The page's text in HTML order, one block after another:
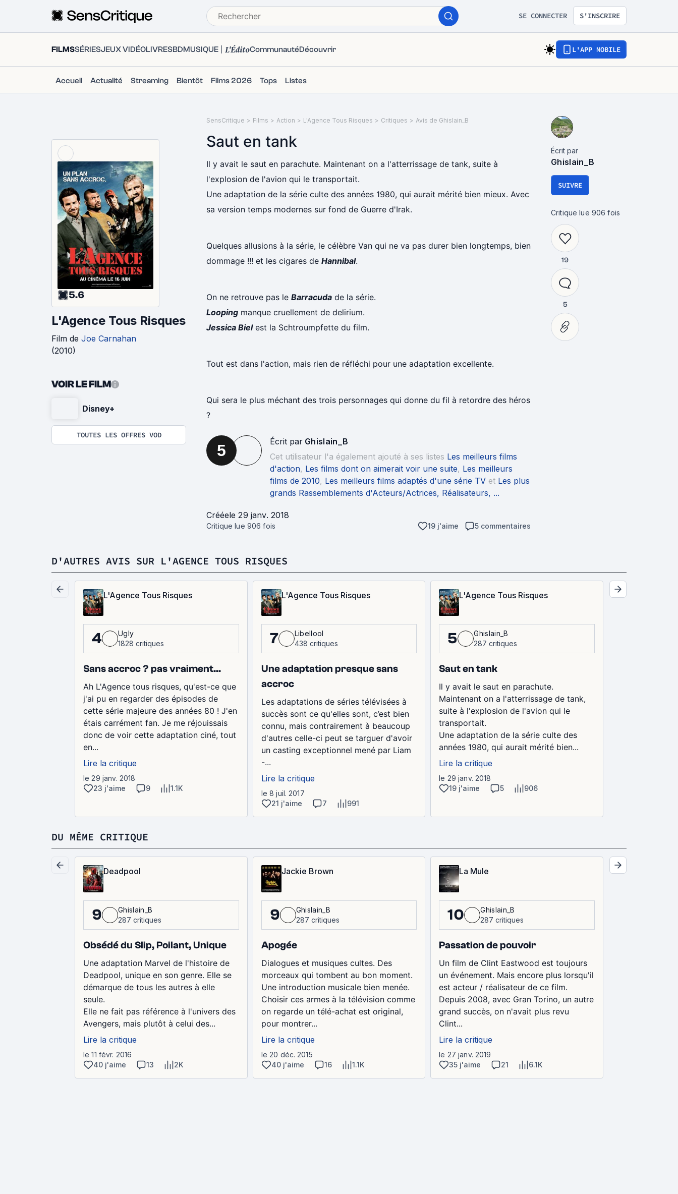
SE CONNECTER S'INSCRIRE
FILMSSÉRIESJEUX VIDÉOLIVRESBDMUSIQUE L'ÉditoCommunautéDécouvrir L'APP MOBILE
Accueil Actualité Streaming Bientôt Films 2026 Tops Listes
5.6
L'Agence Tous Risques
Film de Joe Carnahan
(2010)
VOIR LE FILM
Disney+
TOUTES LES OFFRES VOD
SensCritique > Films > Action > L'Agence Tous Risques > Critiques > Avis de Ghislain_B
Saut en tank
Il y avait le saut en parachute. Maintenant on a l'atterrissage de tank, suite à
l'explosion de l'avion qui le transportait.
Une adaptation de la série culte des années 1980, qui aurait mérité bien mieux. Avec
sa version temps modernes sur fond de Guerre d'Irak.
Quelques allusions à la série, le célèbre Van qui ne va pas durer bien longtemps, bien
dommage !!! et les cigares de Hannibal.
On ne retrouve pas le Barracuda de la série.
Looping manque cruellement de delirium.
Jessica Bielest la Schtroumpfette du film.
Tout est dans l'action, mais rien de réfléchi pour une adaptation excellente.
Qui sera le plus méchant des trois personnages qui donne du fil à retordre des héros
?
5 Écrit par Ghislain_B
Cet utilisateur l'a également ajouté à ses listes Les meilleurs films
d'action, Les films dont on aimerait voir une suite, Les meilleurs
films de 2010, Les meilleurs films adaptés d'une série TV et Les plus
grands Rassemblements d'Acteurs/Actrices, Réalisateurs, ...
Crééele 29 janv. 2018
Critique lue 906 fois 19 j'aime 5 commentaires
Écrit par
Ghislain_B
SUIVRE
Critique lue 906 fois
19
5
D'AUTRES AVIS SUR L'AGENCE TOUS RISQUES
L'Agence Tous Risques
4
Ugly
1828 critiques
Sans accroc ? pas vraiment...
Ah L'Agence tous risques, qu'est-ce que
j'ai pu en regarder des épisodes de
cette série majeure des années 80 ! J'en
étais carrément fan. Je me réjouissais
donc de voir cette adaptation ciné, tout
en...
Lire la critique
le 29 janv. 2018
23 j'aime
9 1.1K
L'Agence Tous Risques
7
Libellool
438 critiques
Une adaptation presque sans
accroc
Les adaptations de séries télévisées à
succès sont ce qu'elles sont, c’est bien
connu, mais contrairement à beaucoup
d'autres celle-ci peut se targuer d'avoir
un casting exceptionnel mené par Liam
-...
Lire la critique
le 8 juil. 2017
21 j'aime
7 991
L'Agence Tous Risques
5
Ghislain_B
287 critiques
Saut en tank
Il y avait le saut en parachute.
Maintenant on a l'atterrissage de tank,
suite à l'explosion de l'avion qui le
transportait.
Une adaptation de la série culte des
années 1980, qui aurait mérité bien...
Lire la critique
le 29 janv. 2018
19 j'aime
5 906
DU MÊME CRITIQUE
Deadpool
9
Ghislain_B
287 critiques
Obsédé du Slip, Poilant, Unique
Une adaptation Marvel de l'histoire de
Deadpool, unique en son genre. Elle se
démarque de tous les autres à elle
seule.
Elle ne fait pas référence à l'univers des
Avengers, mais plutôt à celui des...
Lire la critique
le 11 févr. 2016
40 j'aime
13 2K
Jackie Brown
9
Ghislain_B
287 critiques
Apogée
Dialogues et musiques cultes. Des
morceaux qui tombent au bon moment.
Une introduction musicale bien menée.
Choisir ces armes à la télévision comme
on regarde un télé-achat est original,
pour montrer...
Lire la critique
le 20 déc. 2015
40 j'aime
16 1.1K
La Mule
10
Ghislain_B
287 critiques
Passation de pouvoir
Un film de Clint Eastwood est toujours
un événement. Mais encore plus lorsqu'il
est acteur / réalisateur de ce film.
Depuis 2008, avec Gran Torino, un autre
grand succès, on n'avait plus revu
Clint...
Lire la critique
le 27 janv. 2019
35 j'aime
21 6.1K